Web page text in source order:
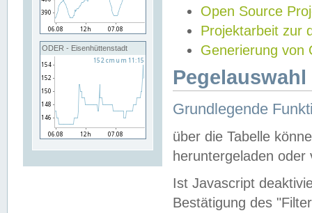
ODER - Eisenhüttenstadt
Open Source
Projektarbeit zur
Generierung von
Grundlegende
über die Tabelle
heruntergeladen oder
Ist Javascript
Bestätigung des